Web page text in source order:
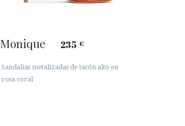
Monique 235 €
Sandalias metalizadas de tacón alto en
rosa coral